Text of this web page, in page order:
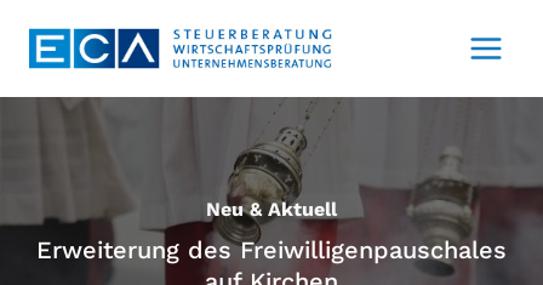
Inhalt
Neu & Aktuell
Erweiterung des Freiwilligenpauschales